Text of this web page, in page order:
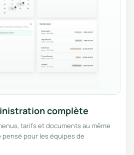
complète
tarifs et documents au même
pour les équipes de